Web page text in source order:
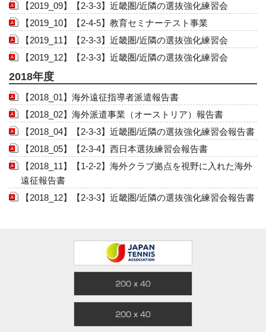
【2019_09】【2-3-3】近畿圏/近隣の選抜強化練習会
【2019_10】【2-4-5】教育セミナーテスト事業
【2019_11】【2-3-3】近畿圏/近隣の選抜強化練習会
【2019_12】【2-3-3】近畿圏/近隣の選抜強化練習会
2018年度
【2018_01】海外遠征指導者派遣報告書
【2018_02】海外派遣事業（オーストリア）報告書
【2018_04】【2-3-3】近畿圏/近隣の選抜強化練習会報告書
【2018_05】【2-3-4】西日本選抜練習会報告書
【2018_11】【1-2-2】海外クラブ拠点を視野に入れた海外
遠征報告書
【2018_12】【2-3-3】近畿圏/近隣の選抜強化練習会報告書